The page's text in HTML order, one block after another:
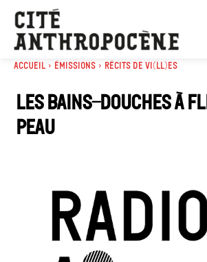
Accueil Émissions Récits de Vi(ll)es
Les bains-douches à
peau